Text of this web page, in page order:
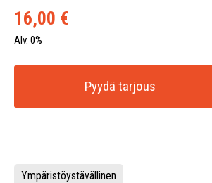
16,00 €
Alv. 0%
Pyydä tarjous
Ympäristöystävällinen